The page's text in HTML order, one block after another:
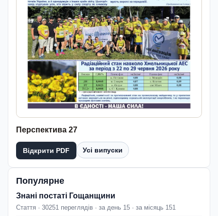
Перспектива 27
Відкрити PDF Усі випуски
Популярне
Знані постаті Гощанщини
Стаття · 30251 переглядів · за день 15 · за місяць 151